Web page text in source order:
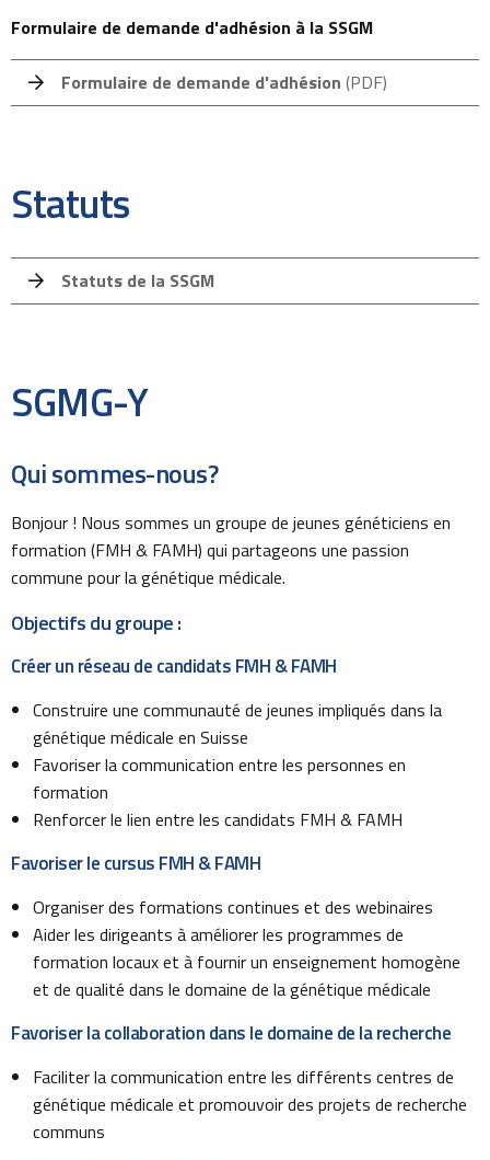
Formulaire de demande d'adhésion à la SSGM
Formulaire de demande d'adhésion (PDF)
Statuts
Statuts de la SSGM
SGMG-Y
Qui sommes-nous?
Bonjour ! Nous sommes un groupe de jeunes généticiens en
formation (FMH & FAMH) qui partageons une passion
commune pour la génétique médicale.
Objectifs du groupe :
Créer un réseau de candidats FMH & FAMH
Construire une communauté de jeunes impliqués dans la
génétique médicale en Suisse
Favoriser la communication entre les personnes en
formation
Renforcer le lien entre les candidats FMH & FAMH
Favoriser le cursus FMH & FAMH
Organiser des formations continues et des webinaires
Aider les dirigeants à améliorer les programmes de
formation locaux et à fournir un enseignement homogène
et de qualité dans le domaine de la génétique médicale
Favoriser la collaboration dans le domaine de la recherche
Faciliter la communication entre les différents centres de
génétique médicale et promouvoir des projets de recherche
communs